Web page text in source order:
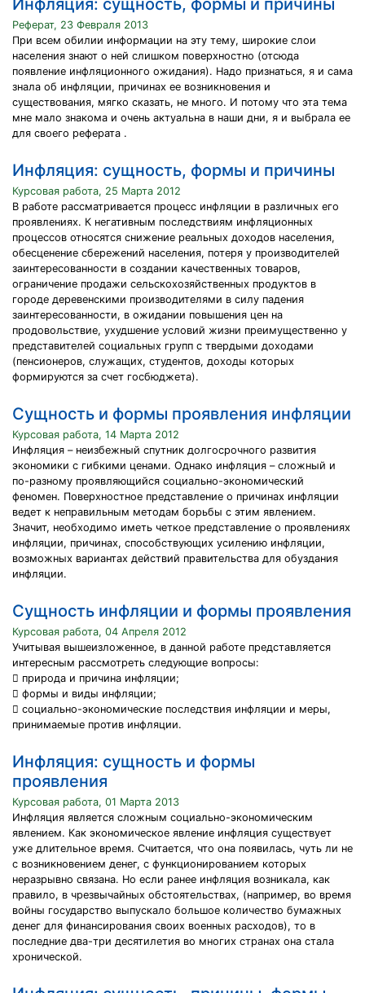
Инфляция: сущность, формы и причины
Реферат, 23 Февраля 2013
При всем обилии информации на эту тему, широкие слои
населения знают о ней слишком поверхностно (отсюда
появление инфляционного ожидания). Надо признаться, я и сама
знала об инфляции, причинах ее возникновения и
существования, мягко сказать, не много. И потому что эта тема
мне мало знакома и очень актуальна в наши дни, я и выбрала ее
для своего реферата .
Инфляция: сущность, формы и причины
Курсовая работа, 25 Марта 2012
В работе рассматривается процесс инфляции в различных его
проявлениях. К негативным последствиям инфляционных
процессов относятся снижение реальных доходов населения,
обесценение сбережений населения, потеря у производителей
заинтересованности в создании качественных товаров,
ограничение продажи сельскохозяйственных продуктов в
городе деревенскими производителями в силу падения
заинтересованности, в ожидании повышения цен на
продовольствие, ухудшение условий жизни преимущественно у
представителей социальных групп с твердыми доходами
(пенсионеров, служащих, студентов, доходы которых
формируются за счет госбюджета).
Сущность и формы проявления инфляции
Курсовая работа, 14 Марта 2012
Инфляция – неизбежный спутник долгосрочного развития
экономики с гибкими ценами. Однако инфляция – сложный и
по-разному проявляющийся социально-экономический
феномен. Поверхностное представление о причинах инфляции
ведет к неправильным методам борьбы с этим явлением.
Значит, необходимо иметь четкое представление о проявлениях
инфляции, причинах, способствующих усилению инфляции,
возможных вариантах действий правительства для обуздания
инфляции.
Сущность инфляции и формы проявления
Курсовая работа, 04 Апреля 2012
Учитывая вышеизложенное, в данной работе представляется
интересным рассмотреть следующие вопросы:
 природа и причина инфляции;
 формы и виды инфляции;
 социально-экономические последствия инфляции и меры,
принимаемые против инфляции.
Инфляция: сущность и формы
проявления
Курсовая работа, 01 Марта 2013
Инфляция является сложным социально-экономическим
явлением. Как экономическое явление инфляция существует
уже длительное время. Считается, что она появилась, чуть ли не
с возникновением денег, с функционированием которых
неразрывно связана. Но если ранее инфляция возникала, как
правило, в чрезвычайных обстоятельствах, (например, во время
войны государство выпускало большое количество бумажных
денег для финансирования своих военных расходов), то в
последние два-три десятилетия во многих странах она стала
хронической.